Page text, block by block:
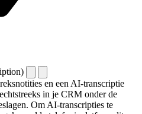
en een AI-transcriptie
in je CRM onder de
Om AI-transcripties te